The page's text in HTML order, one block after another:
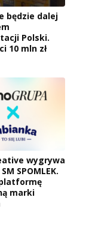
będzie dalej
Polski.
10 mln zł
wygrywa
SPOMLEK.
marki